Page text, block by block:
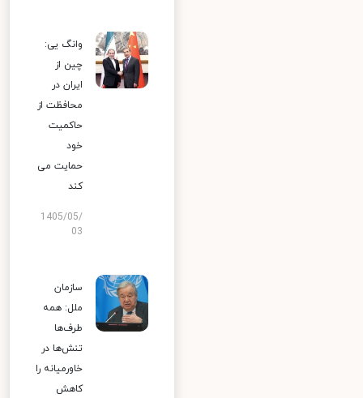
وانگ یی:
چین از
ایران در
محافظت از
حاکمیت
خود
حمایت می
کند
1405/05/
03
سازمان
ملل: همه
طرف‌ها
تنش‌ها در
خاورمیانه را
کاهش